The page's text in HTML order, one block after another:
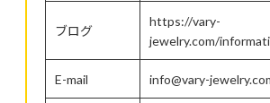
ブログ
https://vary-
jewelry.com/
E-mail info@vary-